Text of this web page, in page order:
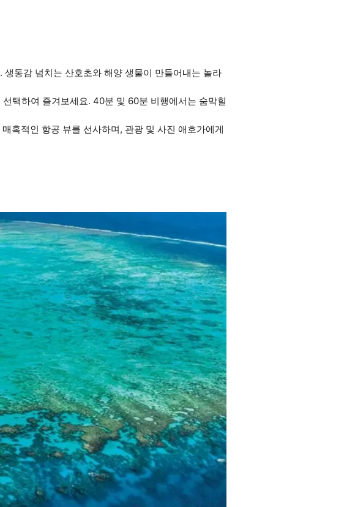
동감 넘치는 산호초와 해양 생물이 만들어내는 놀라
택하여 즐겨보세요. 40분 및 60분 비행에서는 숨막힐
혹적인 항공 뷰를 선사하며, 관광 및 사진 애호가에게